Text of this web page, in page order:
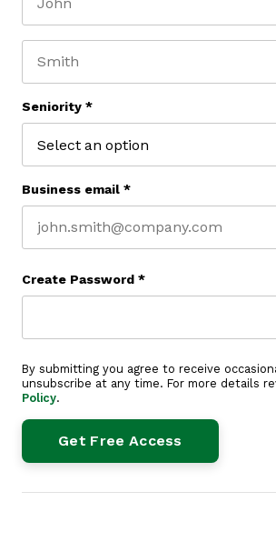
Seniority *
Business email *
Create Password *
By submitting you agree to receive
unsubscribe at any time. For more details
Policy.